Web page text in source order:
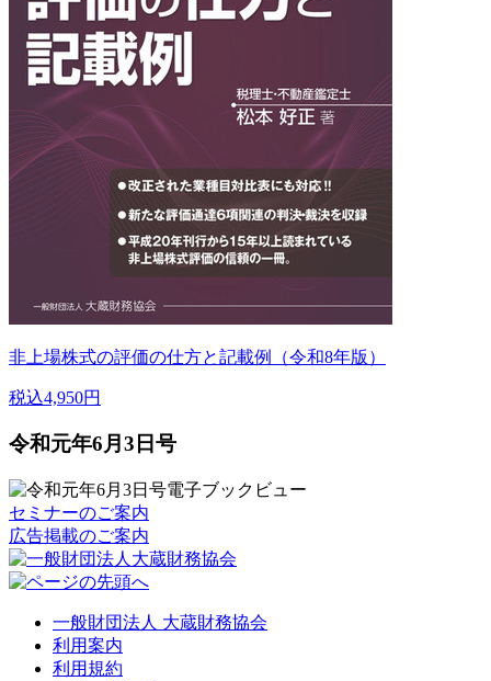
非上場株式の評価の仕方と記載例（令和8年版）
税込4,950円
令和元年6月3日号
セミナーのご案内
広告掲載のご案内
一般財団法人 大蔵財務協会
利用案内
利用規約